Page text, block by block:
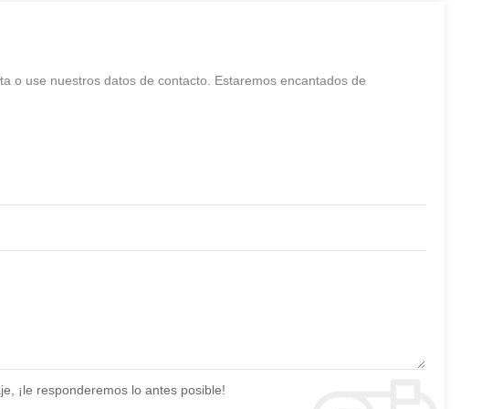
o use nuestros datos de contacto. Estaremos encantados de
¡le responderemos lo antes posible!